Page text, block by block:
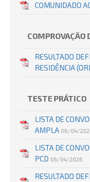
COMUNIDADO
COMPROVAÇÃO
RESULTADO
RESIDÊNCIA
TESTE PRÁTICO
LISTA DE
AMPLA 06/04/
LISTA DE
PCD 06/04/2026
RESULTADO